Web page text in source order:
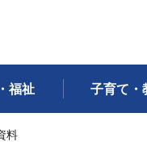
福祉 子育て・
料